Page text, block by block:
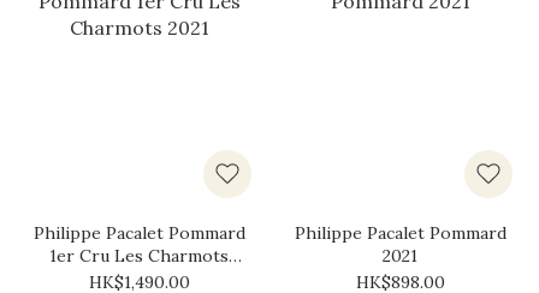
Philippe Pacalet Pommard
1er Cru Les Charmots
2021
HK$1,490.00
Philippe Pacalet Pommard
2021
HK$898.00